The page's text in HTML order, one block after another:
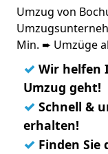
Umzug von
Min. ➨ Umzüge
✓ Wir helfen
Umzug geht!
✓ Schnell &
erhalten!
✓ Finden